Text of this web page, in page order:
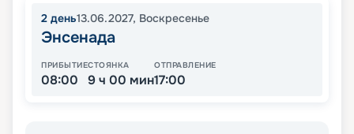
2 день13.06.2027, Воскресенье
Энсенада
ПРИБЫТИЕ
08:00
СТОЯНКА
9 ч 00 мин
ОТПРАВЛЕНИЕ
17:00